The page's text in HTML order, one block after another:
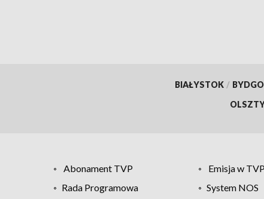
BIAŁYSTOK /
Abonament TVP Emisja w TVP
Rada Programowa
System NOS